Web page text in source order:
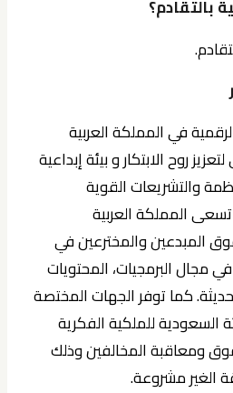
في المملكة العربية
روح الابتكار و بيئة إبداعية
والتشريعات القوية
المملكة العربية
المبدعين والمخترعين في
مجال البرمجيات، المحتويات
كما توفر الجهات المختصة
السعودية للملكية الفكرية
ومعاقبة المخالفين وذلك
الغير مشروعة.